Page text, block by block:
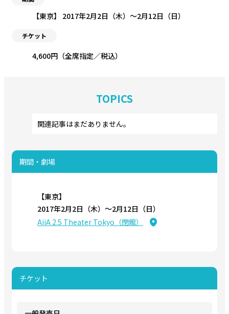
【東京】 2017年2月2日（木）〜2月12日（日）
チケット
4,600円（全席指定／税込）
TOPICS
関連記事はまだありません。
期間・劇場
【東京】
2017年2月2日（木）〜2月12日（日）
AiiA 2.5 Theater Tokyo（閉館）
チケット